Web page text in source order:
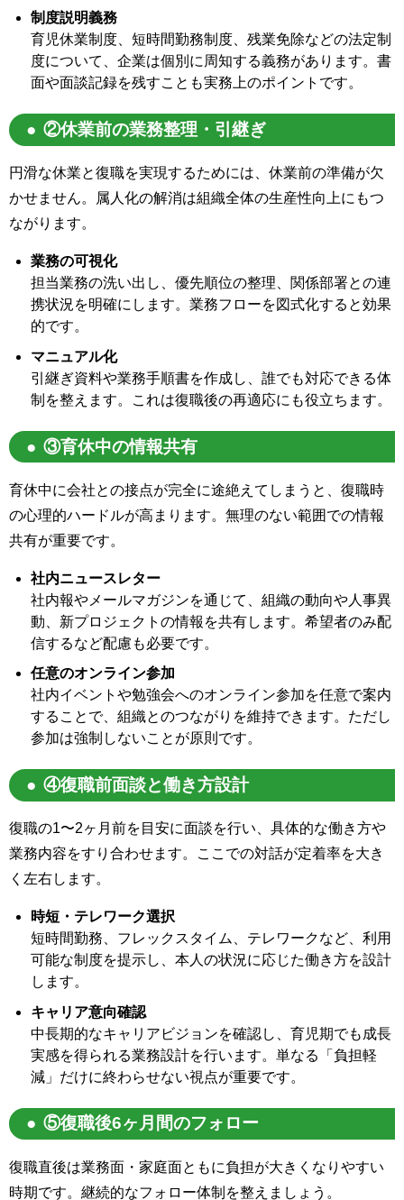
制度説明義務
育児休業制度、短時間勤務制度、残業免除などの法定制
度について、企業は個別に周知する義務があります。書
面や面談記録を残すことも実務上のポイントです。
②休業前の業務整理・引継ぎ
円滑な休業と復職を実現するためには、休業前の準備が欠
かせません。属人化の解消は組織全体の生産性向上にもつ
ながります。
業務の可視化
担当業務の洗い出し、優先順位の整理、関係部署との連
携状況を明確にします。業務フローを図式化すると効果
的です。
マニュアル化
引継ぎ資料や業務手順書を作成し、誰でも対応できる体
制を整えます。これは復職後の再適応にも役立ちます。
③育休中の情報共有
育休中に会社との接点が完全に途絶えてしまうと、復職時
の心理的ハードルが高まります。無理のない範囲での情報
共有が重要です。
社内ニュースレター
社内報やメールマガジンを通じて、組織の動向や人事異
動、新プロジェクトの情報を共有します。希望者のみ配
信するなど配慮も必要です。
任意のオンライン参加
社内イベントや勉強会へのオンライン参加を任意で案内
することで、組織とのつながりを維持できます。ただし
参加は強制しないことが原則です。
④復職前面談と働き方設計
復職の1〜2ヶ月前を目安に面談を行い、具体的な働き方や
業務内容をすり合わせます。ここでの対話が定着率を大き
く左右します。
時短・テレワーク選択
短時間勤務、フレックスタイム、テレワークなど、利用
可能な制度を提示し、本人の状況に応じた働き方を設計
します。
キャリア意向確認
中長期的なキャリアビジョンを確認し、育児期でも成長
実感を得られる業務設計を行います。単なる「負担軽
減」だけに終わらせない視点が重要です。
⑤復職後6ヶ月間のフォロー
復職直後は業務面・家庭面ともに負担が大きくなりやすい
時期です。継続的なフォロー体制を整えましょう。